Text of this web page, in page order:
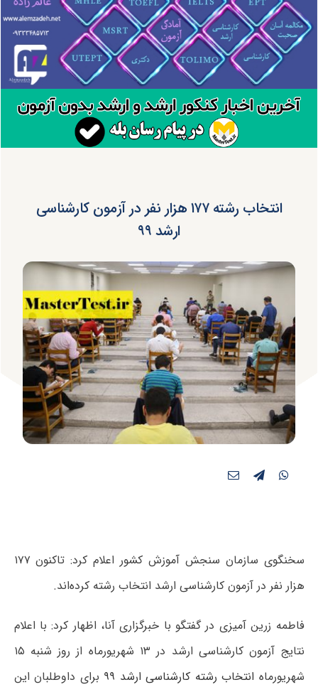
انتخاب رشته ۱۷۷ هزار نفر در آزمون کارشناسی
ارشد ۹۹
سخنگوی سازمان سنجش آموزش کشور اعلام کرد: تاکنون ۱۷۷
هزار نفر در آزمون کارشناسی ارشد انتخاب رشته کرده‌اند.
فاطمه زرین آمیزی در گفتگو با خبرگزاری آنا، اظهار کرد: با اعلام
نتایج آزمون کارشناسی ارشد در ۱۳ شهریورماه از روز شنبه ۱۵
شهریورماه انتخاب رشته کارشناسی ارشد ۹۹
برای داوطلبان این